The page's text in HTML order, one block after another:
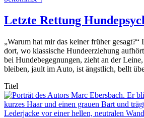
Letzte Rettung
„Warum hat mir das keiner früher gesagt?“
dort, wo klassische Hundeerziehung
bei Hundebegegnungen, zieht an der
bleiben, jault im Auto, ist ängstlich, bellt
Titel